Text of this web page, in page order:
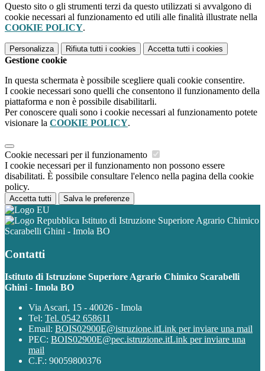
Questo sito o gli strumenti terzi da questo utilizzati si avvalgono di
cookie necessari al funzionamento ed utili alle finalità illustrate nella
COOKIE POLICY.
Personalizza Rifiuta tutti i cookies Accetta tutti i cookies
Gestione cookie
In questa schermata è possibile scegliere quali cookie consentire.
I cookie necessari sono quelli che consentono il funzionamento della
piattaforma e non è possibile disabilitarli.
Per conoscere quali sono i cookie necessari al funzionamento potete
visionare la COOKIE POLICY.
Cookie necessari per il funzionamento
I cookie necessari per il funzionamento non possono essere
disabilitati. È possibile consultare l'elenco nella pagina della cookie
policy.
Accetta tutti Salva le preferenze
Istituto di Istruzione Superiore Agrario Chimico
Scarabelli Ghini - Imola BO
Contatti
Istituto di Istruzione Superiore Agrario Chimico Scarabelli
Ghini - Imola BO
Via Ascari, 15 - 40026 - Imola
Tel: Tel. 0542 658611
Email: BOIS02900E@istruzione.itLink per inviare una mail
PEC: BOIS02900E@pec.istruzione.itLink per inviare una
mail
C.F.: 90059800376